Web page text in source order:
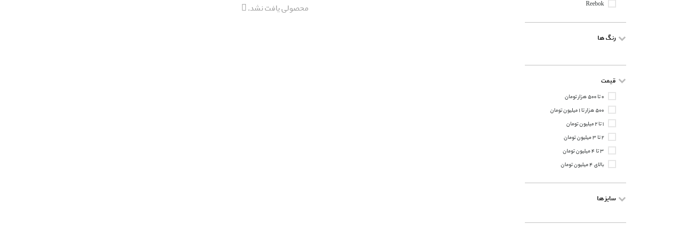
محصولی یافت نشد.
Reebok
رنگ ها
قیمت
۰ تا ۵۰۰ هزار تومان
۵۰۰ هزار تا ۱ میلیون تومان
۱ تا ۲ میلیون تومان
۲ تا ۳ میلیون تومان
۳ تا ۴ میلیون تومان
بالای ۴ میلیون تومان
سایز ها